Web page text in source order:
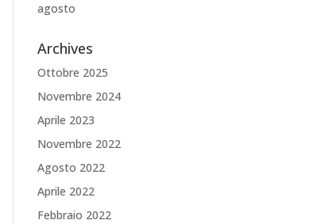
agosto
Archives
Ottobre 2025
Novembre 2024
Aprile 2023
Novembre 2022
Agosto 2022
Aprile 2022
Febbraio 2022